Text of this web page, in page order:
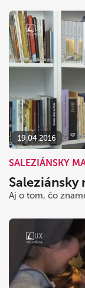
19.04.2016
SALEZIÁNSKY
Saleziánsky
Aj o tom, čo